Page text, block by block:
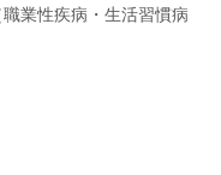
業性疾病・生活習慣病